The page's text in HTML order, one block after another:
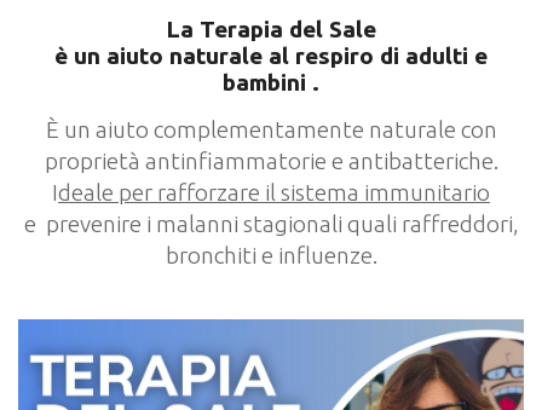
La Terapia del Sale
è un aiuto naturale al respiro di adulti e
bambini .
È un aiuto complementamente naturale con
proprietà antinfiammatorie e antibatteriche.
Ideale per rafforzare il sistema immunitario
e prevenire i malanni stagionali quali raffreddori,
bronchiti e influenze.